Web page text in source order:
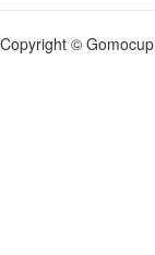
Copyright © Gomocup